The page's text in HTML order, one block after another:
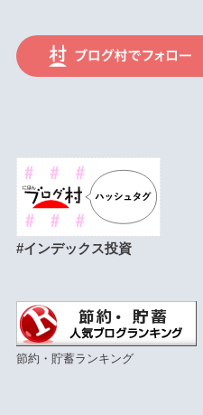
#インデックス投資
節約・貯蓄ランキング